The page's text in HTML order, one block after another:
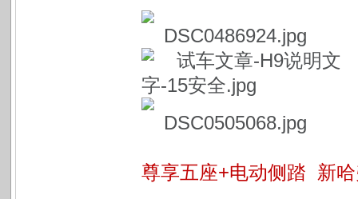
尊享五座+电动侧踏 新